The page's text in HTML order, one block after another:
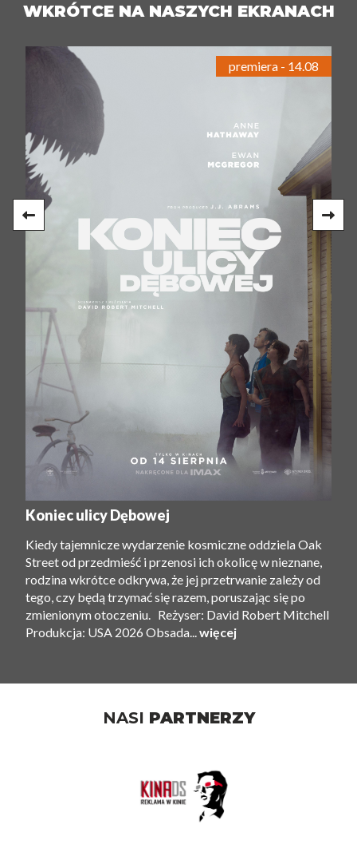
WKRÓTCE NA NASZYCH EKRANACH
Koniec ulicy Dębowej
Kiedy tajemnicze wydarzenie kosmiczne oddziela Oak
Street od przedmieść i przenosi ich okolicę w nieznane,
rodzina wkrótce odkrywa, że ​​jej przetrwanie zależy od
tego, czy będą trzymać się razem, poruszając się po
zmienionym otoczeniu. Reżyser: David Robert Mitchell
Produkcja: USA 2026 Obsada... więcej
premiera - 14.08
NASI PARTNERZY